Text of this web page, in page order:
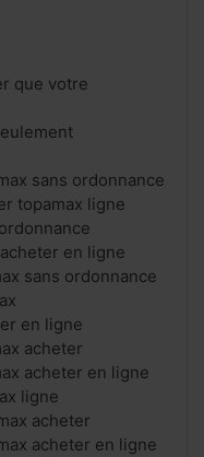
que votre
sans ordonnance
topamax ligne
en ligne
sans ordonnance
en ligne
acheter
acheter en ligne
ligne
acheter
acheter en ligne